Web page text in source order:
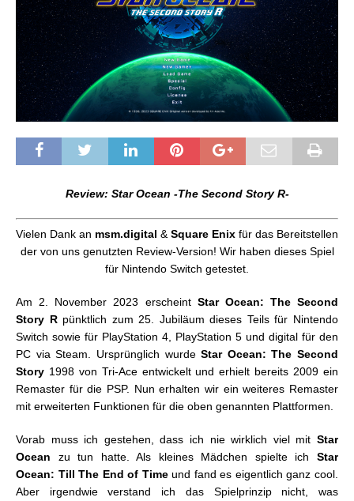
Review: Star Ocean -The Second Story R-
Vielen Dank an msm.digital & Square Enix für das Bereitstellen
der von uns genutzten Review-Version! Wir haben dieses Spiel
für Nintendo Switch getestet.
Am 2. November 2023 erscheint Star Ocean: The Second
Story Rpünktlich zum 25. Jubiläum dieses Teils für Nintendo
Switch sowie für PlayStation 4, PlayStation 5 und digital für den
PC via Steam. Ursprünglich wurdeStar Ocean: The Second
Story 1998 von Tri-Ace entwickelt und erhielt bereits 2009 ein
Remaster für die PSP. Nun erhalten wir ein weiteres Remaster
mit erweiterten Funktionen für die oben genannten Plattformen.
Vorab muss ich gestehen, dass ich nie wirklich viel mit Star
Ocean zu tun hatte. Als kleines Mädchen spielte ich Star
Ocean: Till The End of Timeund fand es eigentlich ganz cool.
Aber irgendwie verstand ich das Spielprinzip nicht, was